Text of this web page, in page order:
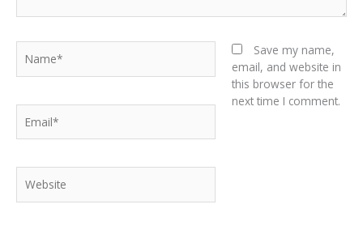
Save my name,
email, and website in
this browser for the
next time I comment.